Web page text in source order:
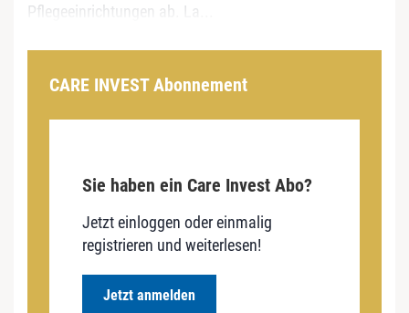
Pflegeeinrichtungen ab. La...
CARE INVEST Abonnement
Sie haben ein Care Invest Abo?
Jetzt einloggen oder einmalig
registrieren und weiterlesen!
Jetzt anmelden